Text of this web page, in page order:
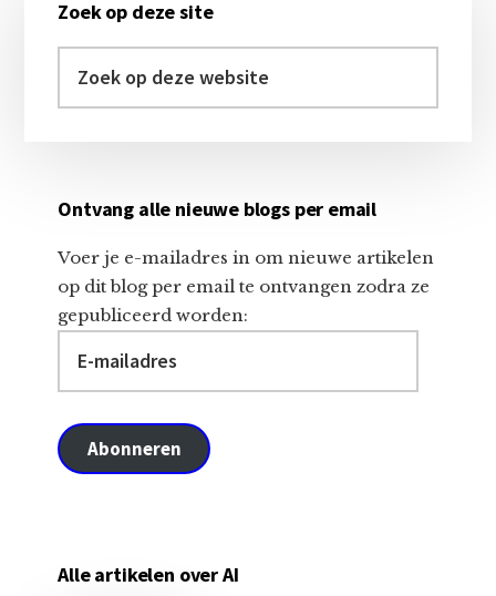
Sidebar
Zoek op deze site
op
Ontvang alle nieuwe blogs per email
Voer je e-mailadres in om nieuwe artikelen
op dit blog per email te ontvangen zodra ze
gepubliceerd worden:
mailadres
Abonneren
Alle artikelen over AI